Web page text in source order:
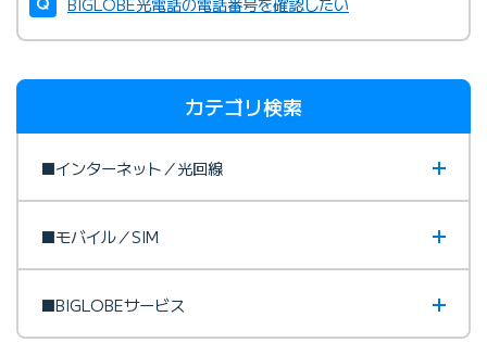
カテゴリ検索
■インターネット／光回線
■モバイル／SIM
■BIGLOBEサービス